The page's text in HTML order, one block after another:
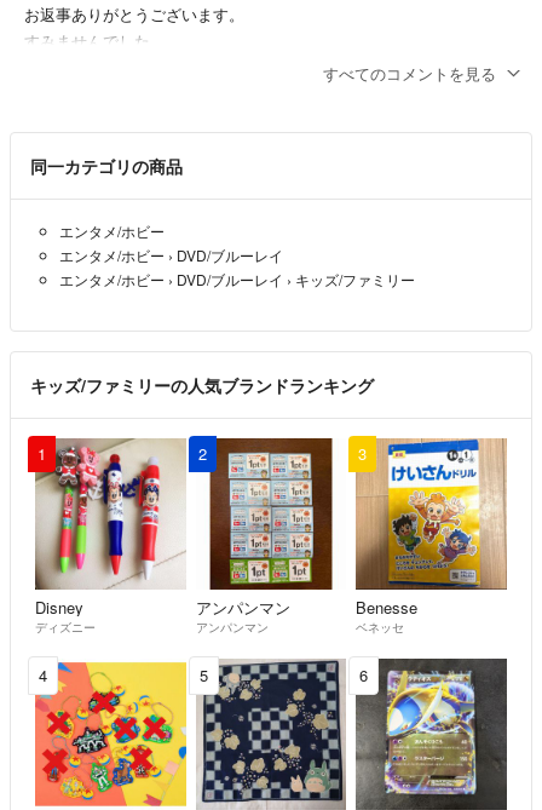
お返事ありがとうございます。
すみませんでした。
定形外発送の予定なので500円は厳しいです。
最低でも750円くらいです。
ご希望に添えなくすいません。
出品者 msmy- 約8年前
こんばんは。こちら予算送料込み500円で探しているのですがそこま
でのお値段では難しいでしょうか？
はる- 約8年前
すべてのコメントを見る
同一カテゴリの商品
エンタメ/ホビー
エンタメ/ホビー › DVD/ブルーレイ
エンタメ/ホビー › DVD/ブルーレイ › キッズ/ファミリー
キッズ/ファミリーの人気ブランドランキング
1
Disney
ディズニー
2
アンパンマン
アンパンマン
3
Benesse
ベネッセ
4 5 6